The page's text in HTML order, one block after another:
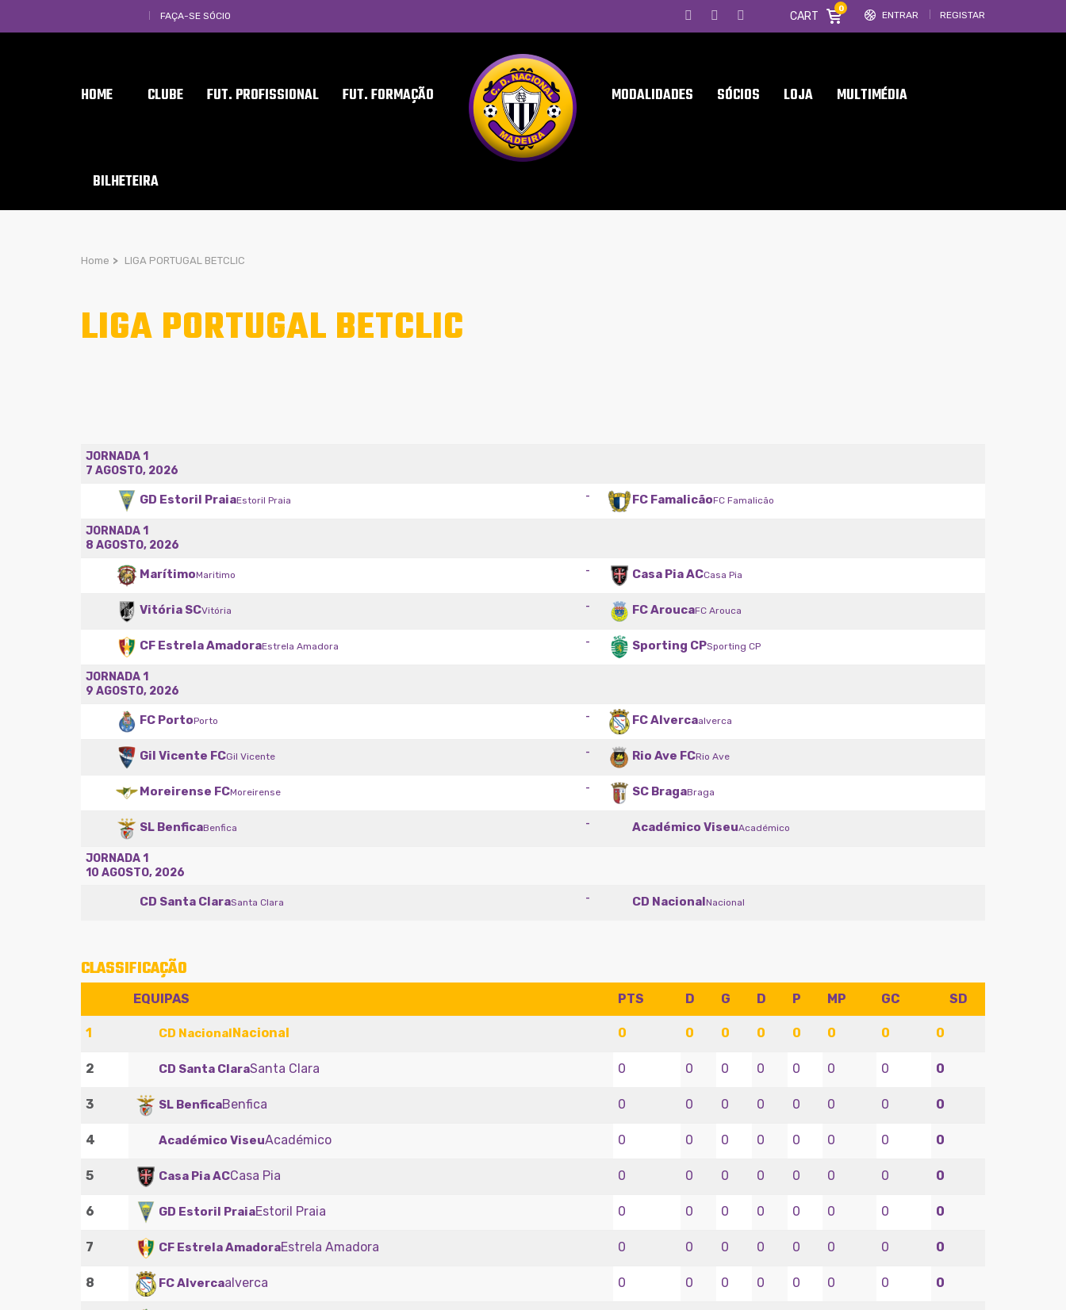
FAÇA-SE SÓCIO ENTRAR REGISTAR
CART
0
HOME CLUBE FUT. PROFISSIONAL FUT. FORMAÇÃO MODALIDADES SÓCIOS LOJA MULTIMÉDIA
BILHETEIRA
Home > LIGA PORTUGAL BETCLIC
LIGA PORTUGAL BETCLIC
JORNADA 1
7 AGOSTO, 2026
GD Estoril PraiaEstoril Praia - FC FamalicãoFC Famalicão
JORNADA 1
8 AGOSTO, 2026
MarítimoMaritimo - Casa Pia ACCasa Pia
Vitória SCVitória - FC AroucaFC Arouca
CF Estrela AmadoraEstrela Amadora - Sporting CPSporting CP
JORNADA 1
9 AGOSTO, 2026
FC PortoPorto - FC Alvercaalverca
Gil Vicente FCGil Vicente - Rio Ave FCRio Ave
Moreirense FCMoreirense - SC BragaBraga
SL BenficaBenfica - Académico ViseuAcadémico
JORNADA 1
10 AGOSTO, 2026
CD Santa ClaraSanta Clara - CD NacionalNacional
CLASSIFICAÇÃO
EQUIPAS PTS D G D P MP GC SD
1 CD Nacional Nacional 0 0 0 0 0 0 0 0
2 CD Santa ClaraSanta Clara 0 0 0 0 0 0 0 0
3 SL BenficaBenfica 0 0 0 0 0 0 0 0
4 Académico ViseuAcadémico 0 0 0 0 0 0 0 0
5 Casa Pia ACCasa Pia 0 0 0 0 0 0 0 0
6 GD Estoril PraiaEstoril Praia 0 0 0 0 0 0 0 0
7 CF Estrela AmadoraEstrela Amadora 0 0 0 0 0 0 0 0
8 FC Alvercaalverca 0 0 0 0 0 0 0 0